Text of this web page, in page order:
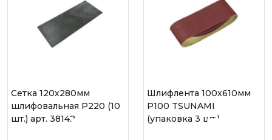
Сетка 120х280мм
шлифовальная Р220 (10
шт.) арт. 38142
Шлифлента 100х610мм
Р100 TSUNAMI
(упаковка 3 шт.)